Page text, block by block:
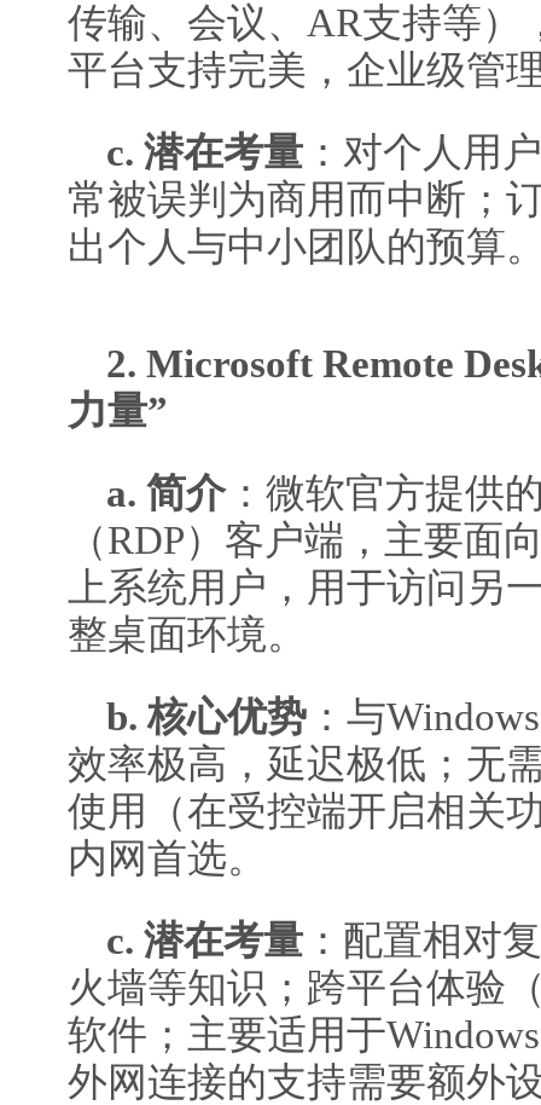
传输、会议、AR支持等）
平台支持完美，企业级管
c. 潜在考量 ：对个人用
常被误判为商用而中断；
出个人与中小团队的预算
2. Microsoft Remote
力量”
a. 简介：微软官方提供
（RDP）客户端，主要面
上系统用户，用于访问另
整桌面环境。
b. 核心优势 ：与
效率极高，延迟极低；无
使用（在受控端开启相关
内网首选。
c. 潜在考量 ：配置相对
火墙等知识；跨平台体验
软件；主要适用于
外网连接的支持需要额外